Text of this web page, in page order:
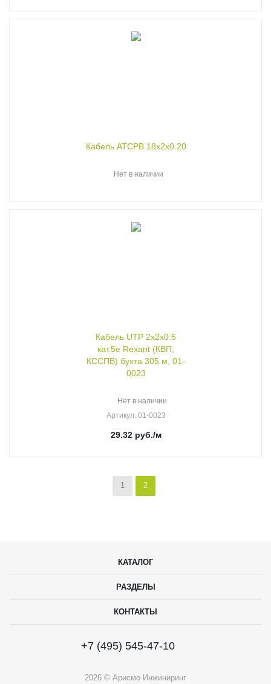
Кабель ATCPB 18x2x0.20
Нет в наличии
Кабель UTP 2х2х0.5
кат.5e Rexant (КВП,
КССПВ) бухта 305 м, 01-
0023
Нет в наличии
Артикул: 01-0023
29.32руб./м
1 2
КАТАЛОГ
РАЗДЕЛЫ
КОНТАКТЫ
+7 (495) 545-47-10
2026 © Арисмо Инжиниринг